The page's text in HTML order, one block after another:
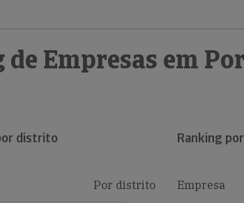
Empresas em
distrito
Por distrito
Ranking
Empresa